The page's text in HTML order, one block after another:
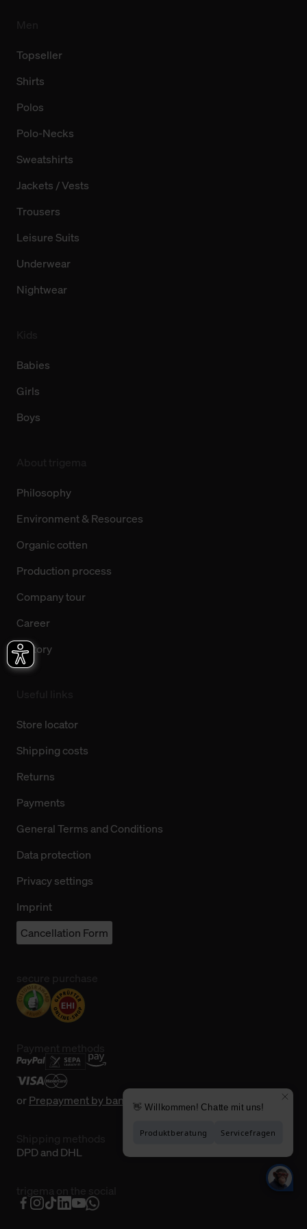
Topseller
Shirts
Polos
Polo-Necks
Sweatshirts
Jackets / Vests
Trousers
Leisure Suits
Underwear
Nightwear
Babies
Girls
Boys
Philosophy
Environment & Resources
Organic cotten
Production process
Company tour
Career
History
Store locator
Shipping costs
Returns
Payments
General Terms and Conditions
Data protection
Privacy settings
Imprint
Cancellation Form
orPrepayment by bank transfer
DPD and DHL